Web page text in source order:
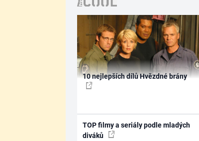
10 nejlepších dílů Hvězdné brány
TOP filmy a seriály podle mladých
diváků